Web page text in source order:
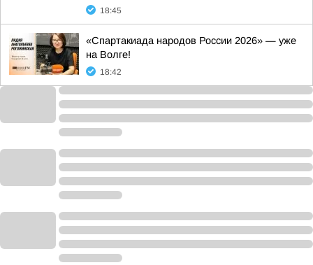
18:45
«Спартакиада народов России 2026» — уже
на Волге!
18:42